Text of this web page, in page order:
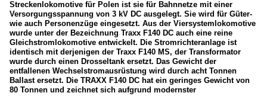
Streckenlokomotive für Polen ist sie für Bahnnetze mit einer
Versorgungsspannung von 3 kV DC ausgelegt. Sie wird für Güter-
wie auch Personenzüge eingesetzt. Aus der Viersystemlokomotive
wurde unter der Bezeichnung Traxx F140 DC auch eine reine
Gleichstromlokomotive entwickelt. Die Stromrichteranlage ist
identisch mit derjenigen der Traxx F140 MS, der Transformator
wurde durch einen Drosseltank ersetzt. Das Gewicht der
entfallenen Wechselstromausrüstung wird durch acht Tonnen
Ballast ersetzt. Die TRAXX F140 DC hat ein geringes Gewicht von
80 Tonnen und zeichnet sich aufgrund modernster